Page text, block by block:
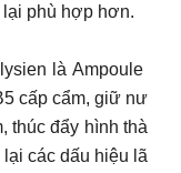
phù hợp hơn.
là Ampoule
cấp cẩm, giữ nư
thúc đẩy hình thà
các dấu hiệu lã